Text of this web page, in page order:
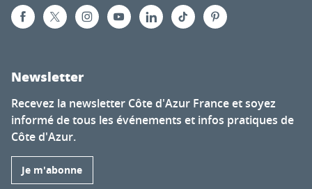
Newsletter
Recevez la newsletter Côte d'Azur France et soyez
informé de tous les événements et infos pratiques de
Côte d'Azur.
Je m'abonne